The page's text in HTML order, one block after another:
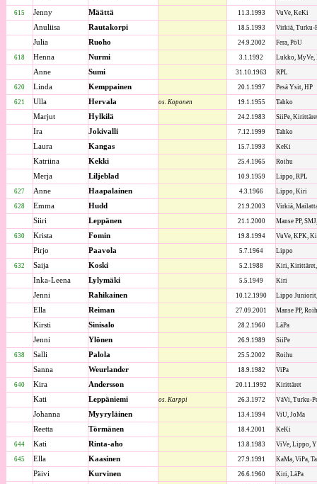
615 Jenny Määttä 11.3.1993 VuVe, KeKi
Anuliisa Rautakorpi 18.5.1993 Virkiä, Turku-
Julia Ruoho 24.9.2002 Fera, PöU
618 Henna Nurmi 3.1.1992 Lukko, MyVe,
Anne Sumi 31.10.1963 RPL
620 Linda Kemppainen 20.1.1997 Pesä Ysit, HP
621 Ulla Hervala os. Koponen 19.1.1955 Tahko
Marjut Hylkilä 24.2.1983 SiiPe,
Ira Jokivalli 7.12.1999 Tahko
Laura Kangas 15.7.1993 KeKi
Katriina Kekki 25.4.1965 Roihu
Merja Liljeblad 10.9.1959 Lippo, RPL
627 Anne Haapalainen 4.3.1966 Lippo, Kiri
628 Emma Hudd 21.9.2003 Virkiä,
Siiri Leppänen 21.1.2000 Manse PP,
630 Krista Fomin 19.8.1994 VuVe, KPK,
Pirjo Paavola 5.7.1964 Lippo
632 Saija Koski 5.2.1988 Kiri,
Inka-Leena Lylymäki 5.5.1949 Kiri
Jenni Rahikainen 10.12.1990 Lippo Juniorit,
Ella Reiman 27.09.2001 Manse PP,
Kirsti Sinisalo 28.2.1960 LäPa
Jenni Ylönen 26.9.1989 SiiPe
638 Salli Palola 25.5.2002 Roihu
Sanna Weurlander 18.9.1982 ViPa
640 Kira Andersson 20.11.1992 Kirittäret
Kati Leppäniemi os. Karppi 26.3.1972 VäVi, Turku-
Johanna Myyryläinen 13.4.1994 ViU, JoMa
Reetta Törmänen 18.4.2001 KeKi
644 Kati Rinta-aho 13.8.1983 ViVe, Lippo,
645 Ella Kaasinen 27.9.1991 KaMa, ViPa,
Päivi Kurvinen 26.6.1960 Kiri, LäPa